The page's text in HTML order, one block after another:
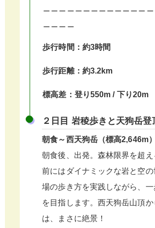
歩行時間：約3時間
歩行距離：約3.2km
標高差：登り550m / 下り20m
２日目 岩稜歩きと天狗岳登
朝食～西天狗岳（標高2,646m
朝食後、出発。森林限界を超
前にはダイナミックな岩と空の
場の歩き方を実践しながら、
を目指します。西天狗岳山頂
は、まさに絶景！